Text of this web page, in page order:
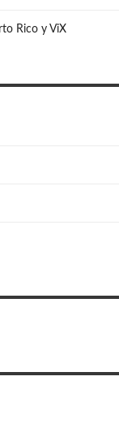
Rico y ViX